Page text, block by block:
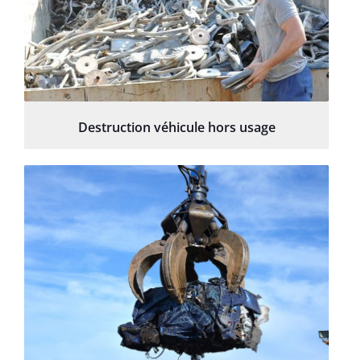
Destruction véhicule hors usage